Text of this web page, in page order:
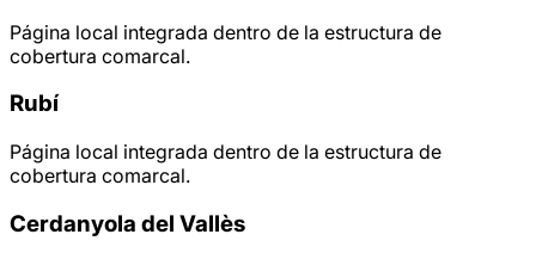
Página local integrada dentro de la estructura de
cobertura comarcal.
Rubí
Página local integrada dentro de la estructura de
cobertura comarcal.
Cerdanyola del Vallès